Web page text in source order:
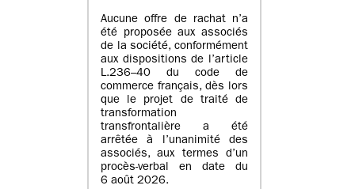
Aucune offre de rachat n’a
été proposée aux associés
de la société, conformément
aux dispositions de l’article
L.236–40 du code de
commerce français, dès lors
que le projet de traité de
transformation
transfrontalière a été
arrêtée à l’unanimité des
associés, aux termes d’un
procès-verbal en date du
6 août 2026.